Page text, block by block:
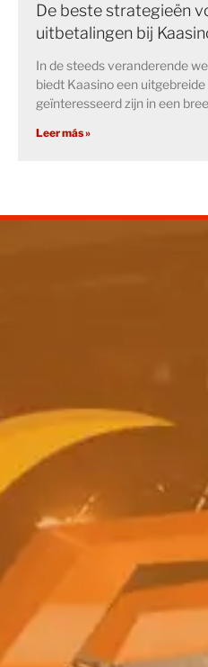
De beste strategieën
uitbetalingen bij
In de steeds veranderende
biedt Kaasino een
geïnteresseerd zijn in een
Leer más »